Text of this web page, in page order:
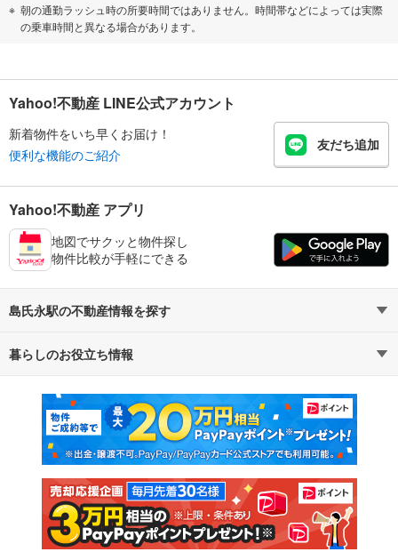
朝の通勤ラッシュ時の所要時間ではありません。時間帯などによっては実際
の乗車時間と異なる場合があります。
Yahoo!不動産 LINE公式アカウント
新着物件をいち早くお届け！
便利な機能のご紹介
友だち追加
Yahoo!不動産 アプリ
地図でサクッと物件探し
物件比較が手軽にできる
島氏永駅の不動産情報を探す
不動産・住宅
新築マンション 中古マンション
新築一戸建て 中古一戸建て
注文住宅 土地
売却査定
暮らしのお役立ち情報
マンションカタログ 教えて！住まいの先生